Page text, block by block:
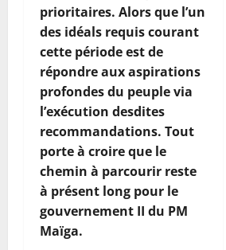
prioritaires. Alors que l’un
des idéals requis courant
cette période est de
répondre aux aspirations
profondes du peuple via
l’exécution desdites
recommandations. Tout
porte à croire que le
chemin à parcourir reste
à présent long pour le
gouvernement II du PM
Maïga.